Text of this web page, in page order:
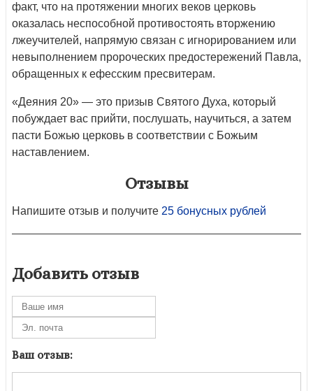
факт, что на протяжении многих веков церковь
оказалась неспособной противосто­ять вторжению
лжеучителей, напря­мую связан с игнорированием или
невыполнением пророческих пре­достережений Павла,
обращенных к ефесским пресвитерам.
«Деяния 20» — это призыв Святого Духа, который
побуждает вас прий­ти, послушать, научиться, а затем
пасти Божью церковь в соответствии с Божьим
наставлением.
Отзывы
Напишите отзыв и получите 25 бонусных рублей
Добавить отзыв
Ваш отзыв: